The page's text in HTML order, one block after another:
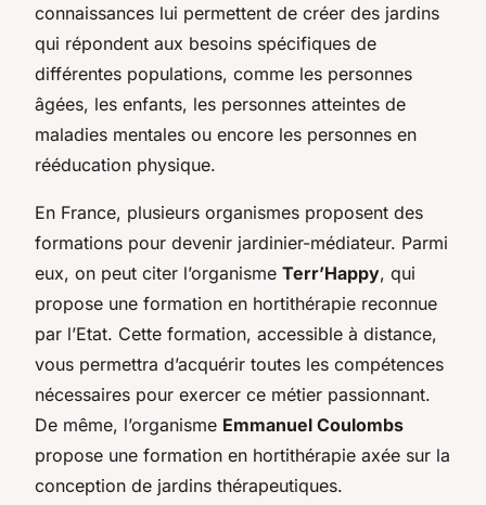
connaissances lui permettent de créer des jardins
qui répondent aux besoins spécifiques de
différentes populations, comme les personnes
âgées, les enfants, les personnes atteintes de
maladies mentales ou encore les personnes en
rééducation physique.
En France, plusieurs organismes proposent des
formations pour devenir jardinier-médiateur. Parmi
eux, on peut citer l’organisme Terr’Happy, qui
propose une formation en hortithérapie reconnue
par l’Etat. Cette formation, accessible à distance,
vous permettra d’acquérir toutes les compétences
nécessaires pour exercer ce métier passionnant.
De même, l’organisme Emmanuel Coulombs
propose une formation en hortithérapie axée sur la
conception de jardins thérapeutiques.